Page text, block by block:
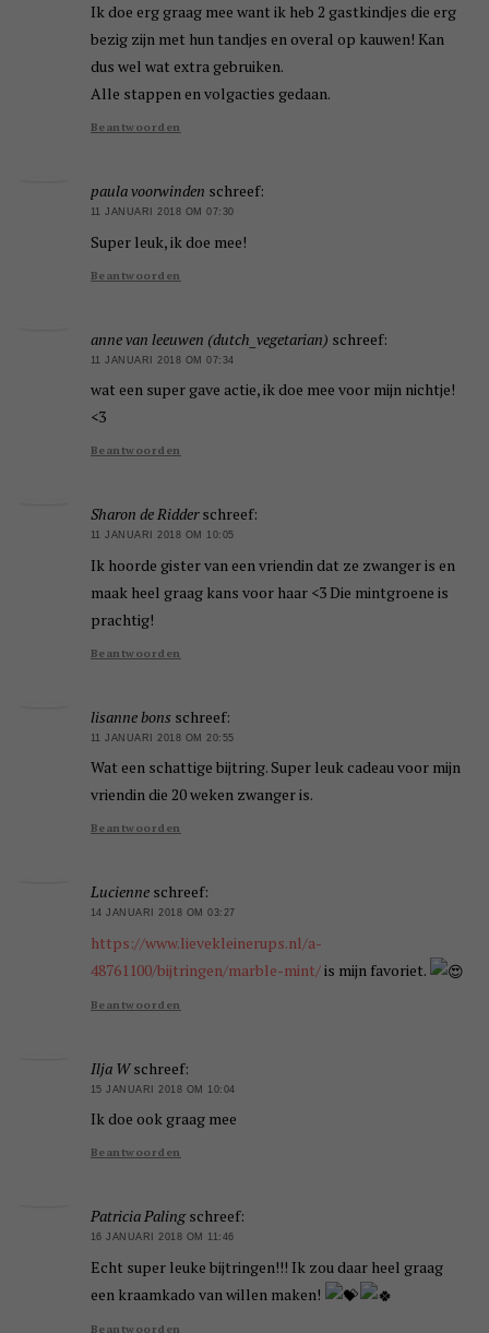
Ik doe erg graag mee want ik heb 2 gastkindjes die erg
bezig zijn met hun tandjes en overal op kauwen! Kan
dus wel wat extra gebruiken.
Alle stappen en volgacties gedaan.
Beantwoorden
paula voorwinden schreef:
11 JANUARI 2018 OM 07:30
Super leuk, ik doe mee!
Beantwoorden
anne van leeuwen (dutch_vegetarian) schreef:
11 JANUARI 2018 OM 07:34
wat een super gave actie, ik doe mee voor mijn nichtje!
<3
Beantwoorden
Sharon de Ridder schreef:
11 JANUARI 2018 OM 10:05
Ik hoorde gister van een vriendin dat ze zwanger is en
maak heel graag kans voor haar <3 Die mintgroene is
prachtig!
Beantwoorden
lisanne bons schreef:
11 JANUARI 2018 OM 20:55
Wat een schattige bijtring. Super leuk cadeau voor mijn
vriendin die 20 weken zwanger is.
Beantwoorden
Lucienne schreef:
14 JANUARI 2018 OM 03:27
https://www.lievekleinerups.nl/a-
48761100/bijtringen/marble-mint/is mijn favoriet.
Beantwoorden
Ilja W schreef:
15 JANUARI 2018 OM 10:04
Ik doe ook graag mee
Beantwoorden
Patricia Paling schreef:
16 JANUARI 2018 OM 11:46
Echt super leuke bijtringen!!! Ik zou daar heel graag
een kraamkado van willen maken!
Beantwoorden